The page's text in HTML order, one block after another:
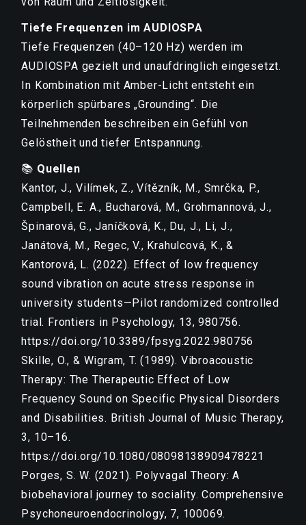
Tiefe Frequenzen im AUDIOSPA
Tiefe Frequenzen (40–120 Hz) werden im
AUDIOSPA gezielt und unaufdringlich eingesetzt.
In Kombination mit Amber-Licht entsteht ein
körperlich spürbares „Grounding“. Die
Teilnehmenden beschreiben ein Gefühl von
Gelöstheit und tiefer Entspannung.
📚 Quellen
Kantor, J., Vilímek, Z., Vítězník, M., Smrčka, P.,
Campbell, E. A., Bucharová, M., Grohmannová, J.,
Špinarová, G., Janíčková, K., Du, J., Li, J.,
Janátová, M., Regec, V., Krahulcová, K., &
Kantorová, L. (2022). Effect of low frequency
sound vibration on acute stress response in
university students—Pilot randomized controlled
trial. Frontiers in Psychology, 13, 980756.
https://doi.org/10.3389/fpsyg.2022.980756
Skille, O., & Wigram, T. (1989). Vibroacoustic
Therapy: The Therapeutic Effect of Low
Frequency Sound on Specific Physical Disorders
and Disabilities. British Journal of Music Therapy,
3, 10–16.
https://doi.org/10.1080/08098138909478221
Porges, S. W. (2021). Polyvagal Theory: A
biobehavioral journey to sociality. Comprehensive
Psychoneuroendocrinology, 7, 100069.